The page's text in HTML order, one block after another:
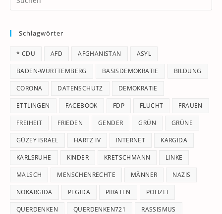
Schlagwörter
* CDU AFD AFGHANISTAN ASYL
BADEN-WÜRTTEMBERG BASISDEMOKRATIE BILDUNG
CORONA DATENSCHUTZ DEMOKRATIE
ETTLINGEN FACEBOOK FDP FLUCHT FRAUEN
FREIHEIT FRIEDEN GENDER GRÜN GRÜNE
GÜZEY ISRAEL HARTZ IV INTERNET KARGIDA
KARLSRUHE KINDER KRETSCHMANN LINKE
MALSCH MENSCHENRECHTE MÄNNER NAZIS
NOKARGIDA PEGIDA PIRATEN POLIZEI
QUERDENKEN QUERDENKEN721 RASSISMUS